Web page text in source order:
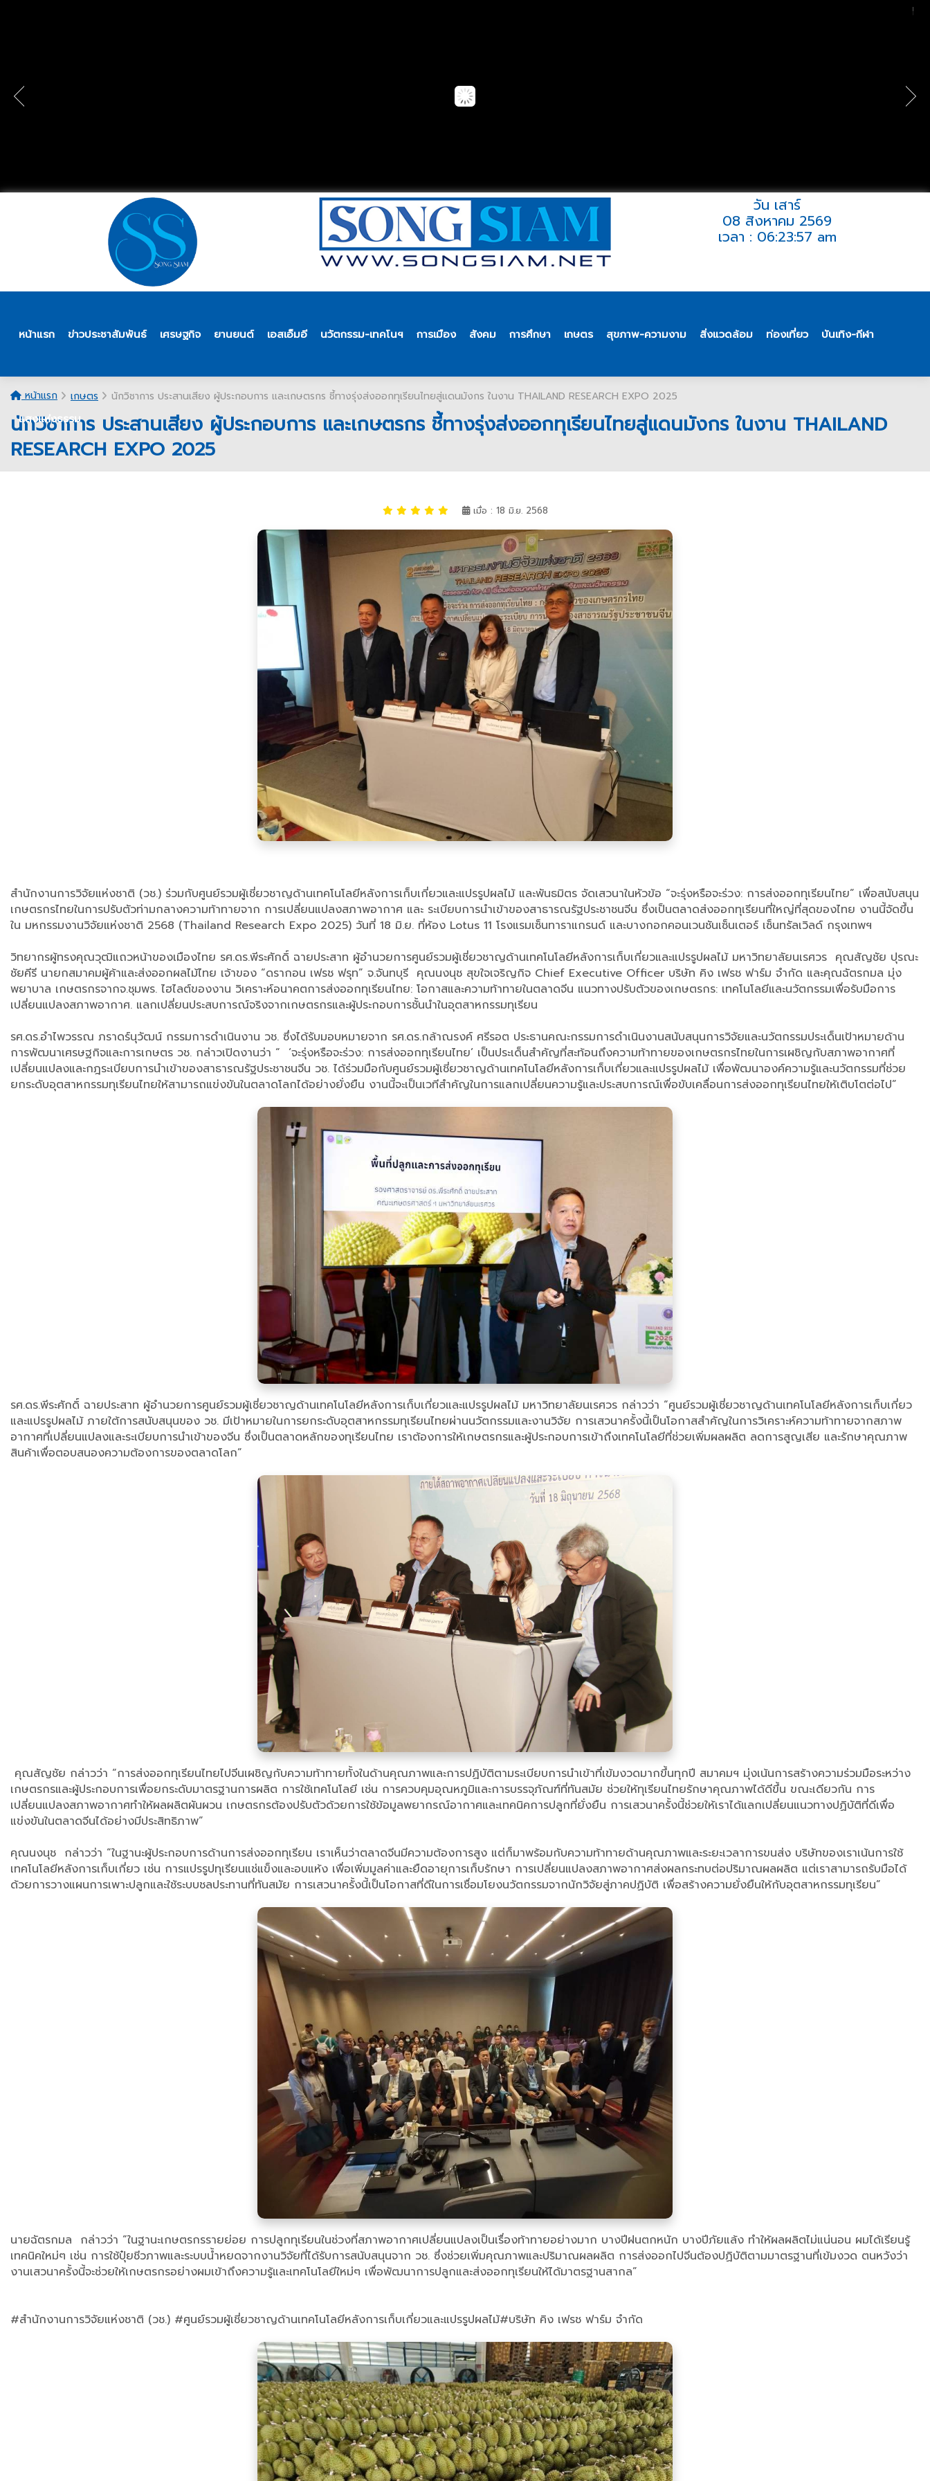
วัน เสาร์
08 สิงหาคม 2569
เวลา : 06:23:57 am
หน้าแรก ข่าวประชาสัมพันธ์ เศรษฐกิจ ยานยนต์ เอสเอ็มอี นวัตกรรม-เทคโนฯ การเมือง สังคม การศึกษา เกษตร สุขภาพ-ความงาม สิ่งแวดล้อม ท่องเที่ยว บันเทิง-กีฬา
แสงแห่งธรรม
หน้าแรก เกษตร นักวิชาการ ประสานเสียง ผู้ประกอบการ และเกษตรกร ชี้ทางรุ่งส่งออกทุเรียนไทยสู่แดนมังกร ในงาน THAILAND RESEARCH EXPO 2025
นักวิชาการ ประสานเสียง ผู้ประกอบการ และเกษตรกร ชี้ทางรุ่งส่งออกทุเรียนไทยสู่แดนมังกร ในงาน THAILAND
RESEARCH EXPO 2025
เมื่อ : 18 มิ.ย. 2568
สำนักงานการวิจัยแห่งชาติ (วช.) ร่วมกับศูนย์รวมผู้เชี่ยวชาญด้านเทคโนโลยีหลังการเก็บเกี่ยวและแปรรูปผลไม้ และพันธมิตร จัดเสวนาในหัวข้อ “จะรุ่งหรือจะร่วง: การส่งออกทุเรียนไทย” เพื่อสนับสนุน
เกษตรกรไทยในการปรับตัวท่ามกลางความท้าทายจาก การเปลี่ยนแปลงสภาพอากาศ และ ระเบียบการนำเข้าของสาธารณรัฐประชาชนจีน ซึ่งเป็นตลาดส่งออกทุเรียนที่ใหญ่ที่สุดของไทย งานนี้จัดขึ้น
ใน มหกรรมงานวิจัยแห่งชาติ 2568 (Thailand Research Expo 2025) วันที่ 18 มิ.ย. ที่ห้อง Lotus 11 โรงแรมเซ็นทาราแกรนด์ และบางกอกคอนเวนชันเซ็นเตอร์ เซ็นทรัลเวิลด์ กรุงเทพฯ
วิทยากรผู้ทรงคุณวุฒิแถวหน้าของเมืองไทย รศ.ดร.พีระศักดิ์ ฉายประสาท ผู้อำนวยการศูนย์รวมผู้เชี่ยวชาญด้านเทคโนโลยีหลังการเก็บเกี่ยวและแปรรูปผลไม้ มหาวิทยาลัยนเรศวร คุณสัญชัย ปุรณะ
ชัยคีรี นายกสมาคมผู้ค้าและส่งออกผลไม้ไทย เจ้าของ “ดรากอน เฟรช ฟรุท” จ.จันทบุรี คุณนงนุช สุขใจเจริญกิจ Chief Executive Officer บริษัท คิง เฟรช ฟาร์ม จำกัด และคุณฉัตรกมล มุ่ง
พยาบาล เกษตรกรจากจ.ชุมพร. ไฮไลต์ของงาน วิเคราะห์อนาคตการส่งออกทุเรียนไทย: โอกาสและความท้าทายในตลาดจีน แนวทางปรับตัวของเกษตรกร: เทคโนโลยีและนวัตกรรมเพื่อรับมือการ
เปลี่ยนแปลงสภาพอากาศ. แลกเปลี่ยนประสบการณ์จริงจากเกษตรกรและผู้ประกอบการชั้นนำในอุตสาหกรรมทุเรียน
รศ.ดร.อำไพวรรณ ภราดร์นุวัฒน์ กรรมการดำเนินงาน วช. ซึ่งได้รับมอบหมายจาก รศ.ดร.กล้าณรงค์ ศรีรอต ประธานคณะกรรมการดำเนินงานสนับสนุนการวิจัยและนวัตกรรมประเด็นเป้าหมายด้าน
การพัฒนาเศรษฐกิจและการเกษตร วช. กล่าวเปิดงานว่า “ ‘จะรุ่งหรือจะร่วง: การส่งออกทุเรียนไทย’ เป็นประเด็นสำคัญที่สะท้อนถึงความท้าทายของเกษตรกรไทยในการเผชิญกับสภาพอากาศที่
เปลี่ยนแปลงและกฎระเบียบการนำเข้าของสาธารณรัฐประชาชนจีน วช. ได้ร่วมมือกับศูนย์รวมผู้เชี่ยวชาญด้านเทคโนโลยีหลังการเก็บเกี่ยวและแปรรูปผลไม้ เพื่อพัฒนาองค์ความรู้และนวัตกรรมที่ช่วย
ยกระดับอุตสาหกรรมทุเรียนไทยให้สามารถแข่งขันในตลาดโลกได้อย่างยั่งยืน งานนี้จะเป็นเวทีสำคัญในการแลกเปลี่ยนความรู้และประสบการณ์เพื่อขับเคลื่อนการส่งออกทุเรียนไทยให้เติบโตต่อไป”
รศ.ดร.พีระศักดิ์ ฉายประสาท ผู้อำนวยการศูนย์รวมผู้เชี่ยวชาญด้านเทคโนโลยีหลังการเก็บเกี่ยวและแปรรูปผลไม้ มหาวิทยาลัยนเรศวร กล่าวว่า “ศูนย์รวมผู้เชี่ยวชาญด้านเทคโนโลยีหลังการเก็บเกี่ยว
และแปรรูปผลไม้ ภายใต้การสนับสนุนของ วช. มีเป้าหมายในการยกระดับอุตสาหกรรมทุเรียนไทยผ่านนวัตกรรมและงานวิจัย การเสวนาครั้งนี้เป็นโอกาสสำคัญในการวิเคราะห์ความท้าทายจากสภาพ
อากาศที่เปลี่ยนแปลงและระเบียบการนำเข้าของจีน ซึ่งเป็นตลาดหลักของทุเรียนไทย เราต้องการให้เกษตรกรและผู้ประกอบการเข้าถึงเทคโนโลยีที่ช่วยเพิ่มผลผลิต ลดการสูญเสีย และรักษาคุณภาพ
สินค้าเพื่อตอบสนองความต้องการของตลาดโลก”
คุณสัญชัย กล่าวว่า “การส่งออกทุเรียนไทยไปจีนเผชิญกับความท้าทายทั้งในด้านคุณภาพและการปฏิบัติตามระเบียบการนำเข้าที่เข้มงวดมากขึ้นทุกปี สมาคมฯ มุ่งเน้นการสร้างความร่วมมือระหว่าง
เกษตรกรและผู้ประกอบการเพื่อยกระดับมาตรฐานการผลิต การใช้เทคโนโลยี เช่น การควบคุมอุณหภูมิและการบรรจุภัณฑ์ที่ทันสมัย ช่วยให้ทุเรียนไทยรักษาคุณภาพได้ดีขึ้น ขณะเดียวกัน การ
เปลี่ยนแปลงสภาพอากาศทำให้ผลผลิตผันผวน เกษตรกรต้องปรับตัวด้วยการใช้ข้อมูลพยากรณ์อากาศและเทคนิคการปลูกที่ยั่งยืน การเสวนาครั้งนี้ช่วยให้เราได้แลกเปลี่ยนแนวทางปฏิบัติที่ดีเพื่อ
แข่งขันในตลาดจีนได้อย่างมีประสิทธิภาพ”
คุณนงนุช กล่าวว่า “ในฐานะผู้ประกอบการด้านการส่งออกทุเรียน เราเห็นว่าตลาดจีนมีความต้องการสูง แต่ก็มาพร้อมกับความท้าทายด้านคุณภาพและระยะเวลาการขนส่ง บริษัทของเราเน้นการใช้
เทคโนโลยีหลังการเก็บเกี่ยว เช่น การแปรรูปทุเรียนแช่แข็งและอบแห้ง เพื่อเพิ่มมูลค่าและยืดอายุการเก็บรักษา การเปลี่ยนแปลงสภาพอากาศส่งผลกระทบต่อปริมาณผลผลิต แต่เราสามารถรับมือได้
ด้วยการวางแผนการเพาะปลูกและใช้ระบบชลประทานที่ทันสมัย การเสวนาครั้งนี้เป็นโอกาสที่ดีในการเชื่อมโยงนวัตกรรมจากนักวิจัยสู่ภาคปฏิบัติ เพื่อสร้างความยั่งยืนให้กับอุตสาหกรรมทุเรียน”
นายฉัตรกมล กล่าวว่า “ในฐานะเกษตรกรรายย่อย การปลูกทุเรียนในช่วงที่สภาพอากาศเปลี่ยนแปลงเป็นเรื่องท้าทายอย่างมาก บางปีฝนตกหนัก บางปีภัยแล้ง ทำให้ผลผลิตไม่แน่นอน ผมได้เรียนรู้
เทคนิคใหม่ๆ เช่น การใช้ปุ๋ยชีวภาพและระบบน้ำหยดจากงานวิจัยที่ได้รับการสนับสนุนจาก วช. ซึ่งช่วยเพิ่มคุณภาพและปริมาณผลผลิต การส่งออกไปจีนต้องปฏิบัติตามมาตรฐานที่เข้มงวด ตนหวังว่า
งานเสวนาครั้งนี้จะช่วยให้เกษตรกรอย่างผมเข้าถึงความรู้และเทคโนโลยีใหม่ๆ เพื่อพัฒนาการปลูกและส่งออกทุเรียนให้ได้มาตรฐานสากล”
#สำนักงานการวิจัยแห่งชาติ (วช.) #ศูนย์รวมผู้เชี่ยวชาญด้านเทคโนโลยีหลังการเก็บเกี่ยวและแปรรูปผลไม้#บริษัท คิง เฟรช ฟาร์ม จำกัด